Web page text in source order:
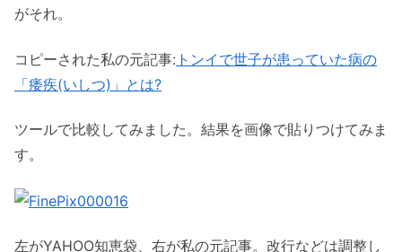
がそれ。
コピーされた私の元記事: トンイで世子が患っていた病の
「痿疾(いしつ)」とは?
ツールで比較してみました。結果を画像で貼りつけてみま
す。
左がYAHOO知恵袋、右が私の元記事。改行などは調整し